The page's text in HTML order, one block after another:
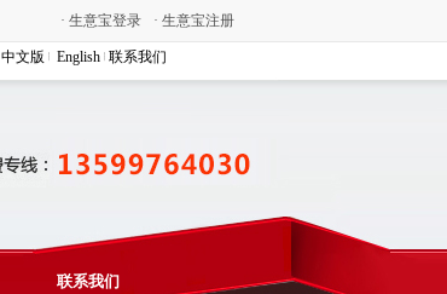
· 生意宝登录 · 生意宝注册
中文版 English 联系我们
联系我们